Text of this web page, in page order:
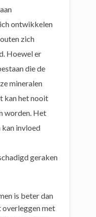
ontwikkelen
zich
Hoewel er
die de
mineralen
kan het nooit
worden. Het
invloed
geraken
is beter dan
overleggen met